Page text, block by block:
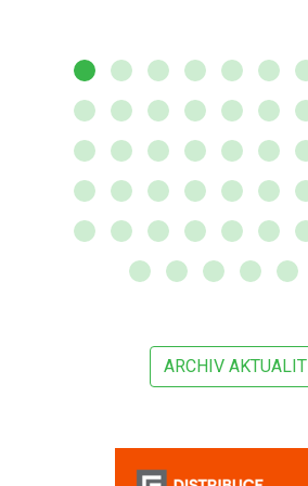
ARCHIV AKTUALIT